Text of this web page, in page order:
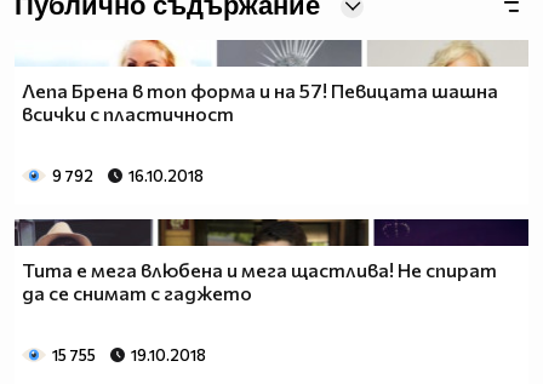
Лепа Брена в топ форма и на 57! Певицата шашна
всички с пластичност
9 792 16.10.2018
Тита е мега влюбена и мега щастлива! Не спират
да се снимат с гаджето
15 755 19.10.2018